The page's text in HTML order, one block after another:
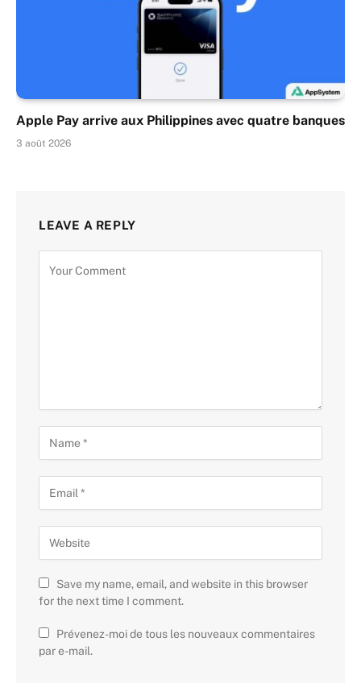
Apple Pay arrive aux Philippines avec quatre banques
3 août 2026
LEAVE A REPLY
Save my name, email, and website in this browser
for the next time I comment.
Prévenez-moi de tous les nouveaux commentaires
par e-mail.